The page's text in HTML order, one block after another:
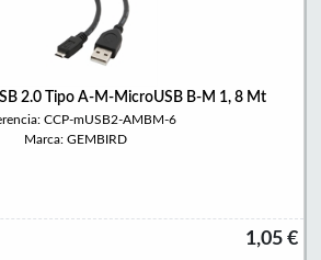
2.0 Tipo A-M-MicroUSB B-M 1, 8 Mt
CCP-mUSB2-AMBM-6
Marca: GEMBIRD
1,05 €